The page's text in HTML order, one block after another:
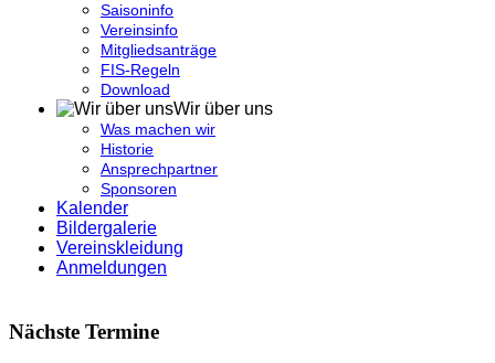
Saisoninfo
Vereinsinfo
Mitgliedsanträge
FIS-Regeln
Download
Wir über uns
Was machen wir
Historie
Ansprechpartner
Sponsoren
Kalender
Bildergalerie
Vereinskleidung
Anmeldungen
Nächste Termine